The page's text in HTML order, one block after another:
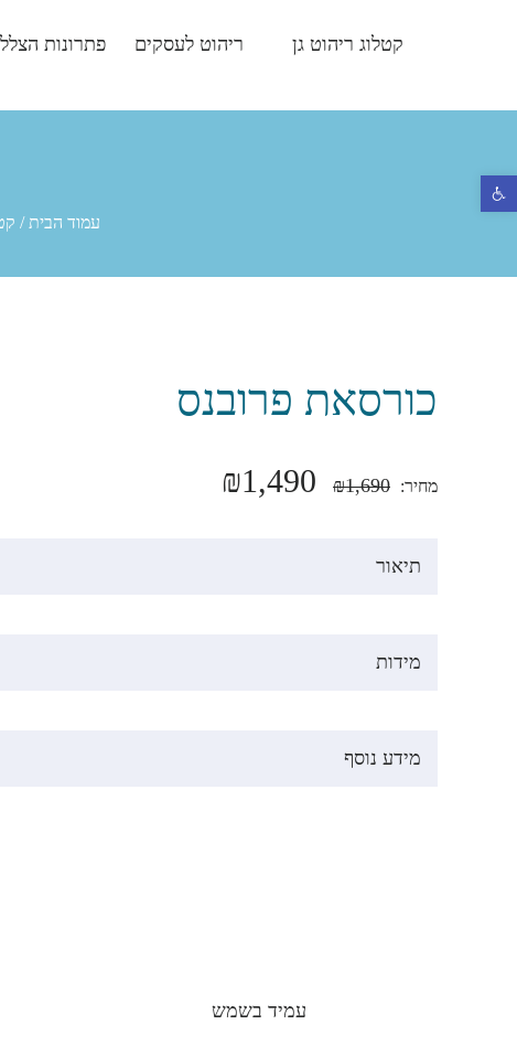
קטלוג ריהוט גן ריהוט לעסקים פתרונות
עמוד הבית /
כורסאת פרובנס
מחיר: ₪1,690
₪1,490
תיאור
מידות
מידע נוסף
עמיד בשמש
פתח סרגל נגישות